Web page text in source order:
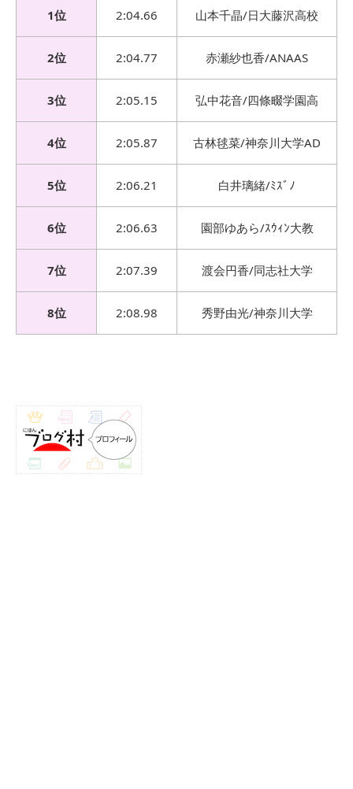
1位 2:04.66 山本千晶/日大藤沢高校
2位 2:04.77 赤瀬紗也香/ANAAS
3位 2:05.15 弘中花音/四條畷学園高
4位 2:05.87 古林毬菜/神奈川大学AD
5位 2:06.21 白井璃緒/ﾐｽﾞﾉ
6位 2:06.63 園部ゆあら/ｽｳｨﾝ大教
7位 2:07.39 渡会円香/同志社大学
8位 2:08.98 秀野由光/神奈川大学